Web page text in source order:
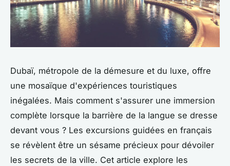
Dubaï, métropole de la démesure et du luxe, offre
une mosaïque d'expériences touristiques
inégalées. Mais comment s'assurer une immersion
complète lorsque la barrière de la langue se dresse
devant vous ? Les excursions guidées en français
se révèlent être un sésame précieux pour dévoiler
les secrets de la ville. Cet article explore les